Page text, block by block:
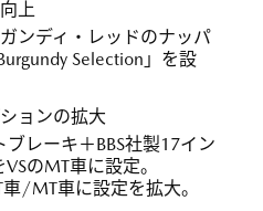
上
ンディ・レッドのナッパ
Selection」を設
ョンの拡大
レーキ＋BBS社製17イン
のMT車に設定。
/MT車に設定を拡大。